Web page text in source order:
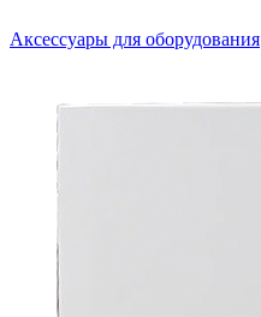
Аксессуары для оборудования